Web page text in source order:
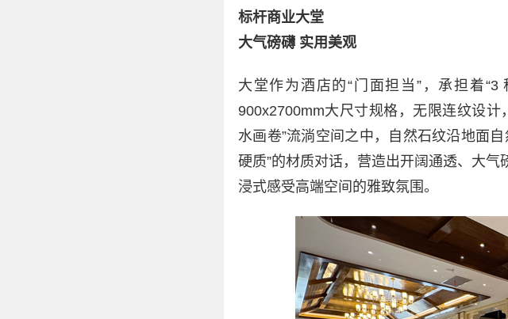
标杆商业大堂
大气磅礴 实用美观
大堂作为酒店的“门面担当”，承担着
900x2700mm大尺寸规格，无限连纹设
水画卷”流淌空间之中，自然石纹沿地面
硬质”的材质对话，营造出开阔通透、大
浸式感受高端空间的雅致氛围。